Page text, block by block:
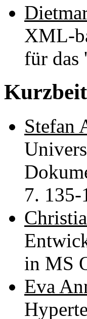
XML-
für das
Stefan
7. 135-
in MS
Eva